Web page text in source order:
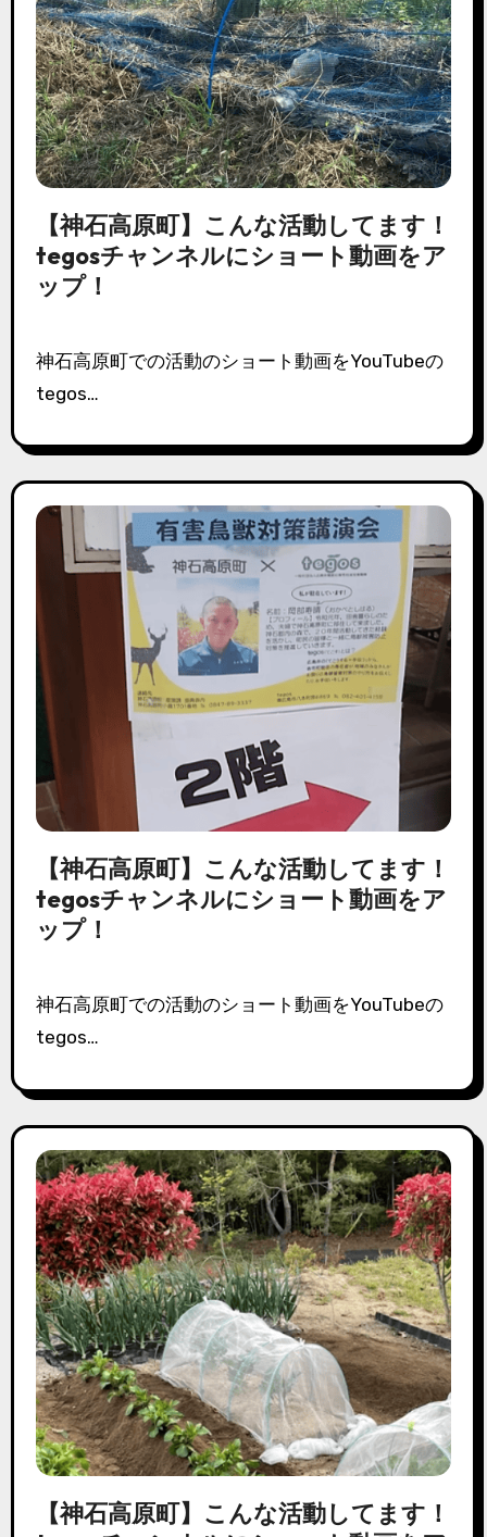
【神石高原町】こんな活動してます！
tegosチャンネルにショート動画をア
ップ！
神石高原町での活動のショート動画をYouTubeの
tegos…
【神石高原町】こんな活動してます！
tegosチャンネルにショート動画をア
ップ！
神石高原町での活動のショート動画をYouTubeの
tegos…
【神石高原町】こんな活動してます！